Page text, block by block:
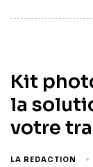
Kit
la
votre
LA REDACTION